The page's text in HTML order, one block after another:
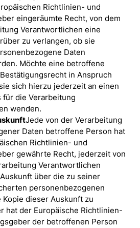
Richtlinien- und
eingeräumte Recht, von dem
Verantwortlichen eine
zu verlangen, ob sie
Daten
Möchte eine betroffene
in Anspruch
sich hierzu jederzeit an einen
für die Verarbeitung
wenden.
Jede von der Verarbeitung
Daten betroffene Person hat
Richtlinien- und
gewährte Recht, jederzeit von
Verantwortlichen
über die zu seiner
personenbezogenen
Kopie dieser Auskunft zu
hat der Europäische Richtlinien-
der betroffenen Person